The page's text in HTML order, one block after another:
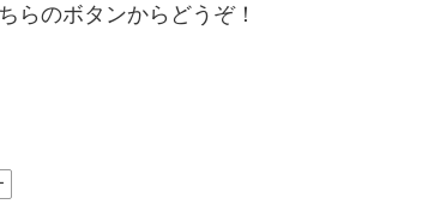
らのボタンからどうぞ！